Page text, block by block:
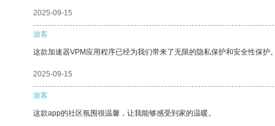
2025-09-15
游客
这款加速器VPM应用程序已经为我们带来了无限的隐私保护和安全性保护。
2025-09-15
游客
这款app的社区氛围很温馨，让我能够感受到家的温暖。